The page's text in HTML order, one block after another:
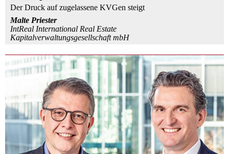
Der Druck auf zugelassene KVGen steigt
Malte Priester
IntReal International Real Estate
Kapitalverwaltungsgesellschaft mbH